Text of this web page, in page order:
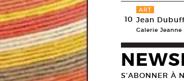
10
ART
Jean
Galerie
S’ABONNER À